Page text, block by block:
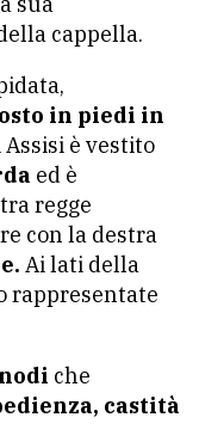
cappella.
in piedi in
è vestito
ed è
regge
con la destra
Ai lati della
rappresentate
che
castità